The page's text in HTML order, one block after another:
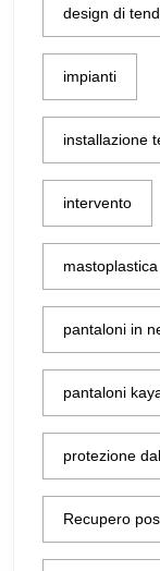
design di
impianti
installazione
intervento
mastoplastica
pantaloni in
pantaloni
protezione
Recupero